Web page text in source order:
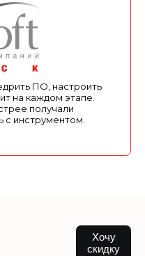
ПО, настроить
на каждом этапе.
получали
с инструментом.
Хочу
скидку